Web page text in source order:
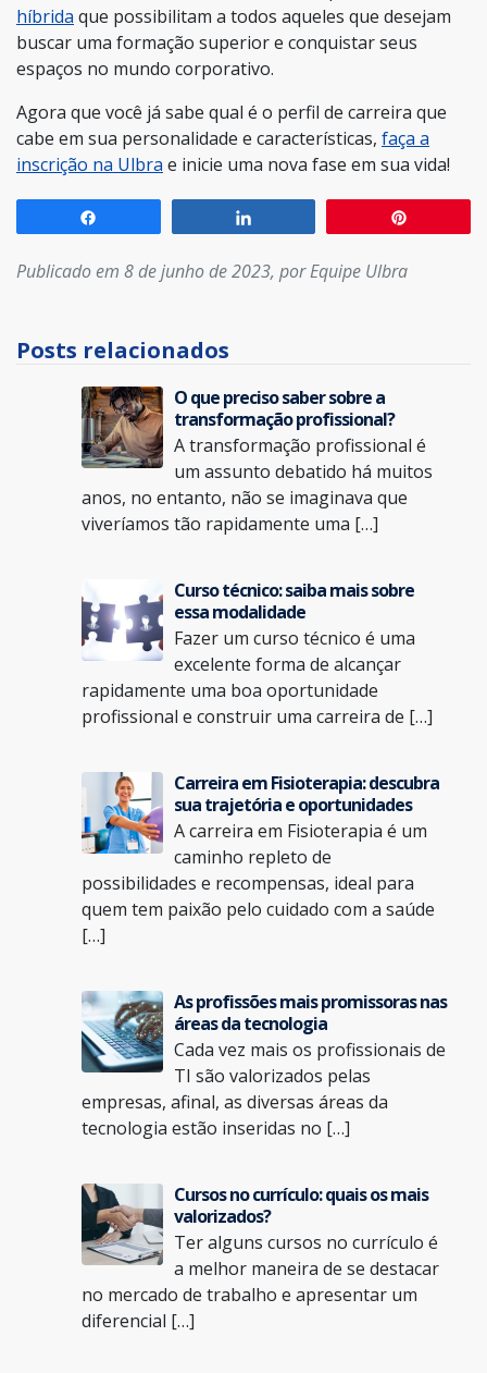
híbrida que possibilitam a todos aqueles que desejam
buscar uma formação superior e conquistar seus
espaços no mundo corporativo.
Agora que você já sabe qual é o perfil de carreira que
cabe em sua personalidade e características, faça a
inscrição na Ulbra e inicie uma nova fase em sua vida!
Publicado em 8 de junho de 2023, por Equipe Ulbra
Posts relacionados
O que preciso saber sobre a
transformação profissional?
A transformação profissional é
um assunto debatido há muitos
anos, no entanto, não se imaginava que
viveríamos tão rapidamente uma […]
Curso técnico: saiba mais sobre
essa modalidade
Fazer um curso técnico é uma
excelente forma de alcançar
rapidamente uma boa oportunidade
profissional e construir uma carreira de […]
Carreira em Fisioterapia: descubra
sua trajetória e oportunidades
A carreira em Fisioterapia é um
caminho repleto de
possibilidades e recompensas, ideal para
quem tem paixão pelo cuidado com a saúde
[…]
As profissões mais promissoras nas
áreas da tecnologia
Cada vez mais os profissionais de
TI são valorizados pelas
empresas, afinal, as diversas áreas da
tecnologia estão inseridas no […]
Cursos no currículo: quais os mais
valorizados?
Ter alguns cursos no currículo é
a melhor maneira de se destacar
no mercado de trabalho e apresentar um
diferencial […]